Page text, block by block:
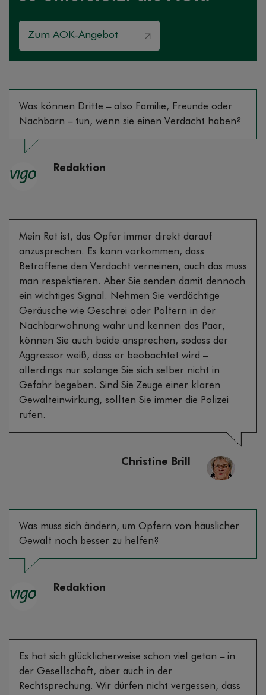
Zum AOK-Angebot
Was können Dritte – also Familie, Freunde oder
Nachbarn – tun, wenn sie einen Verdacht haben?
Redaktion
Mein Rat ist, das Opfer immer direkt darauf
anzusprechen. Es kann vorkommen, dass
Betroffene den Verdacht verneinen, auch das muss
man respektieren. Aber Sie senden damit dennoch
ein wichtiges Signal. Nehmen Sie verdächtige
Geräusche wie Geschrei oder Poltern in der
Nachbarwohnung wahr und kennen das Paar,
können Sie auch beide ansprechen, sodass der
Aggressor weiß, dass er beobachtet wird –
allerdings nur solange Sie sich selber nicht in
Gefahr begeben. Sind Sie Zeuge einer klaren
Gewalteinwirkung, sollten Sie immer die Polizei
rufen.
Christine Brill
Was muss sich ändern, um Opfern von häuslicher
Gewalt noch besser zu helfen?
Redaktion
Es hat sich glücklicherweise schon viel getan – in
der Gesellschaft, aber auch in der
Rechtsprechung. Wir dürfen nicht vergessen, dass